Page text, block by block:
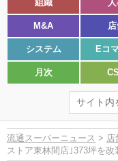
組織
M&A
システム Eコ
月次
流通スーパーニュース > 店
ストア東林間店｣373坪を改